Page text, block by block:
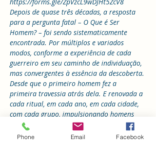
Depois de quase três décadas, a resposta
para a pergunta fatal – O Que é Ser
Homem? – foi sendo sistematicamente
encontrada. Por múltiplos e variados
modos, conforme a experiência de cada
guerreiro em seu caminho de individuação,
mas convergentes à essência da descoberta.
Desde que o primeiro homem fez a
primeira travessia atrás dela. E renovada a
cada ritual, em cada ano, em cada cidade,
com cada grupo, impulsionando homens
em busca de si mesmos, de sua
individuação e a procura da transcendência.
Phone Email Facebook